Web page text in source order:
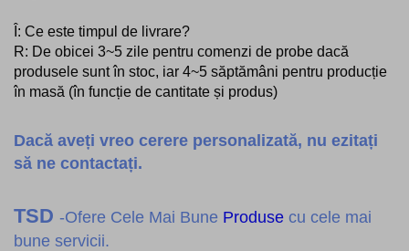
Î: Ce este timpul de livrare?
R: De obicei 3~5 zile pentru comenzi de probe dacă
produsele sunt în stoc, iar 4~5 săptămâni pentru producție
în masă (în funcție de cantitate și produs)
Dacă aveți vreo cerere personalizată, nu ezitați
să ne contactați.
TSD -Ofere Cele Mai Bune Produse cu cele mai
bune servicii.